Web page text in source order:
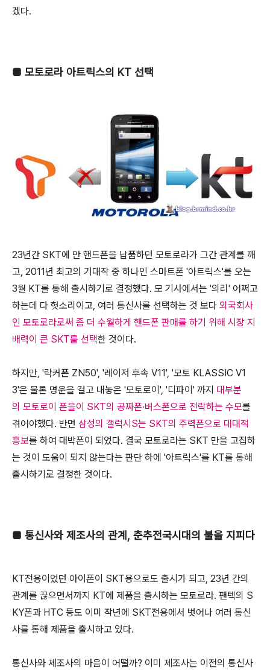
겠다.
■ 모토로라 아트릭스의 KT 선택
23년간 SKT에 만 핸드폰을 납품하던 모토로라가 그간 관계를 깨
고, 2011년 최고의 기대작 중 하나인 스마트폰 '아트릭스'를 오는
3월 KT를 통해 출시하기로 결정했다. 모 기사에서는 '의리' 어쩌고
하는데 다 헛소리이고, 여러 통신사를 선택하는 것 보다 외국회사
인 모토로라로써 좀 더 수월하게 핸드폰 판매를 하기 위해 시장 지
배력이 큰 SKT를 선택한 것이다.
하지만, '락커폰 ZN50', '레이저 후속 V11', '모토 KLASSIC V1
3'은 물론 명운을 걸고 내놓은 '모토로이', '디파이' 까지 대부분
의 모토로이 폰을이 SKT의 공짜폰·버스폰으로 전락하는 수모를
겪어야했다. 반면 삼성의 갤럭시S는 SKT의 주력폰으로 대대적
홍보를 하여 대박폰이 되었다. 결국 모토로라는 SKT 만을 고집하
는 것이 도움이 되지 않는다는 판단 하에 '아트릭스'를 KT를 통해
출시하기로 결정한 것이다.
■ 통신사와 제조사의 관계, 춘추전국시대의 불을 지피다
KT전용이었던 아이폰이 SKT용으로도 출시가 되고, 23년 간의
관계를 끊으면서까지 KT에 제품을 출시하는 모토로라. 팬텍의 S
KY폰과 HTC 등도 이미 작년에 SKT전용에서 벗어나 여러 통신
사를 통해 제품을 출시하고 있다.
통신사와 제조사의 마음이 어떨까? 이미 제조사는 이전의 통신사